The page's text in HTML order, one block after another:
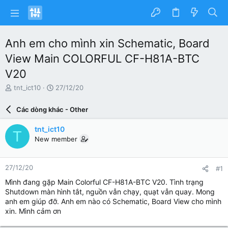
Anh em cho mình xin Schematic, Board
View Main COLORFUL CF-H81A-BTC
V20
N
i
k
h
ở
i
t
tnt_ict10
N
à
y
ử
i
27/12/20
Các dòng khác - Other
T tnt_ict10
New member
27/12/20 #1
Mình đang gặp Main Colorful CF-H81A-BTC V20. Tình trạng
Shutdown màn hình tắt, nguồn vẫn chạy, quạt vẫn quay. Mong
anh em giúp đỡ. Anh em nào có Schematic, Board View cho mình
xin. Mình cảm ơn